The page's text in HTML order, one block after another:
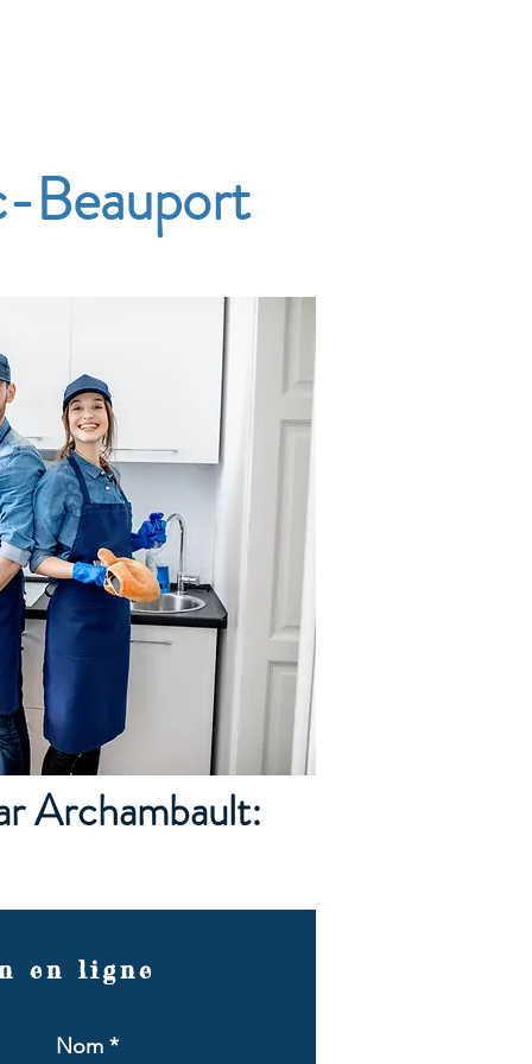
Beauport
Archambault:
en ligne
Nom